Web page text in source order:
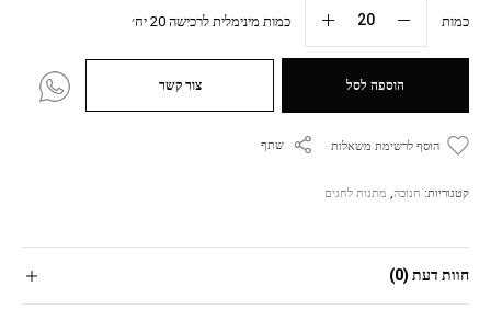
כמות כמות מינימלית לרכישה 20 יח׳
הוספה לסל צור קשר
הוסף לרשימת משאלות שתף
קטגוריות: חנוכה, מתנות לחגים
חוות דעת (0)